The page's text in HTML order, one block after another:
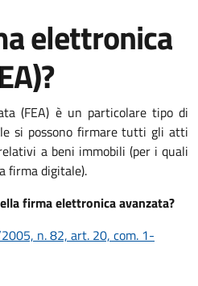
elettronica
(FEA) è un particolare tipo di
si possono firmare tutti gli atti
a beni immobili (per i quali
firma digitale).
firma elettronica avanzata?
n. 82, art. 20, com. 1-